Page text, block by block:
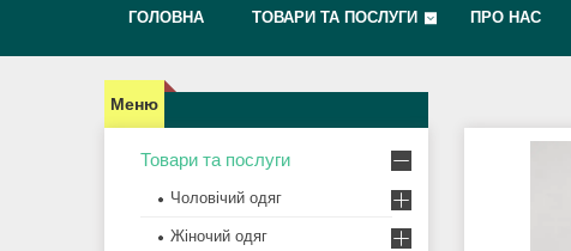
ГОЛОВНА ТОВАРИ ТА ПОСЛУГИ ПРО НАС
Товари та послуги
Чоловічий одяг
Жіночий одяг